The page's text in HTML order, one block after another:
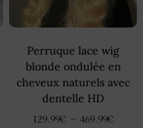
Perruque lace wig
blonde ondulée en
cheveux naturels avec
dentelle HD
129.99€ – 469.99€